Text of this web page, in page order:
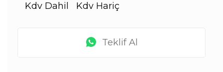
Kdv Dahil
Kdv Hariç
Teklif Al